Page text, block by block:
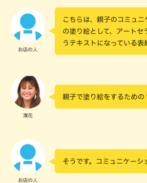
お店の人
こちらは、親子のコミュニ
の塗り絵として、アートセ
うテキストになっている表
澪花
親子で塗り絵をするための
お店の人
そうです。コミュニケーシ